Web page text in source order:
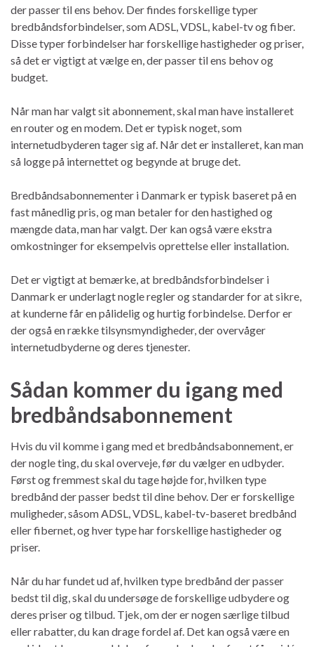
der passer til ens behov. Der findes forskellige typer
bredbåndsforbindelser, som ADSL, VDSL, kabel-tv og fiber.
Disse typer forbindelser har forskellige hastigheder og priser,
så det er vigtigt at vælge en, der passer til ens behov og
budget.
Når man har valgt sit abonnement, skal man have installeret
en router og en modem. Det er typisk noget, som
internetudbyderen tager sig af. Når det er installeret, kan man
så logge på internettet og begynde at bruge det.
Bredbåndsabonnementer i Danmark er typisk baseret på en
fast månedlig pris, og man betaler for den hastighed og
mængde data, man har valgt. Der kan også være ekstra
omkostninger for eksempelvis oprettelse eller installation.
Det er vigtigt at bemærke, at bredbåndsforbindelser i
Danmark er underlagt nogle regler og standarder for at sikre,
at kunderne får en pålidelig og hurtig forbindelse. Derfor er
der også en række tilsynsmyndigheder, der overvåger
internetudbyderne og deres tjenester.
Sådan kommer du igang med
bredbåndsabonnement
Hvis du vil komme i gang med et bredbåndsabonnement, er
der nogle ting, du skal overveje, før du vælger en udbyder.
Først og fremmest skal du tage højde for, hvilken type
bredbånd der passer bedst til dine behov. Der er forskellige
muligheder, såsom ADSL, VDSL, kabel-tv-baseret bredbånd
eller fibernet, og hver type har forskellige hastigheder og
priser.
Når du har fundet ud af, hvilken type bredbånd der passer
bedst til dig, skal du undersøge de forskellige udbydere og
deres priser og tilbud. Tjek, om der er nogen særlige tilbud
eller rabatter, du kan drage fordel af. Det kan også være en